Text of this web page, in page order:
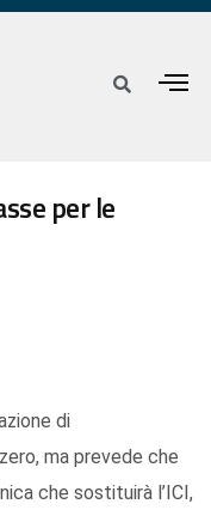
per le
di
ma prevede che
che sostituirà l’ICI,